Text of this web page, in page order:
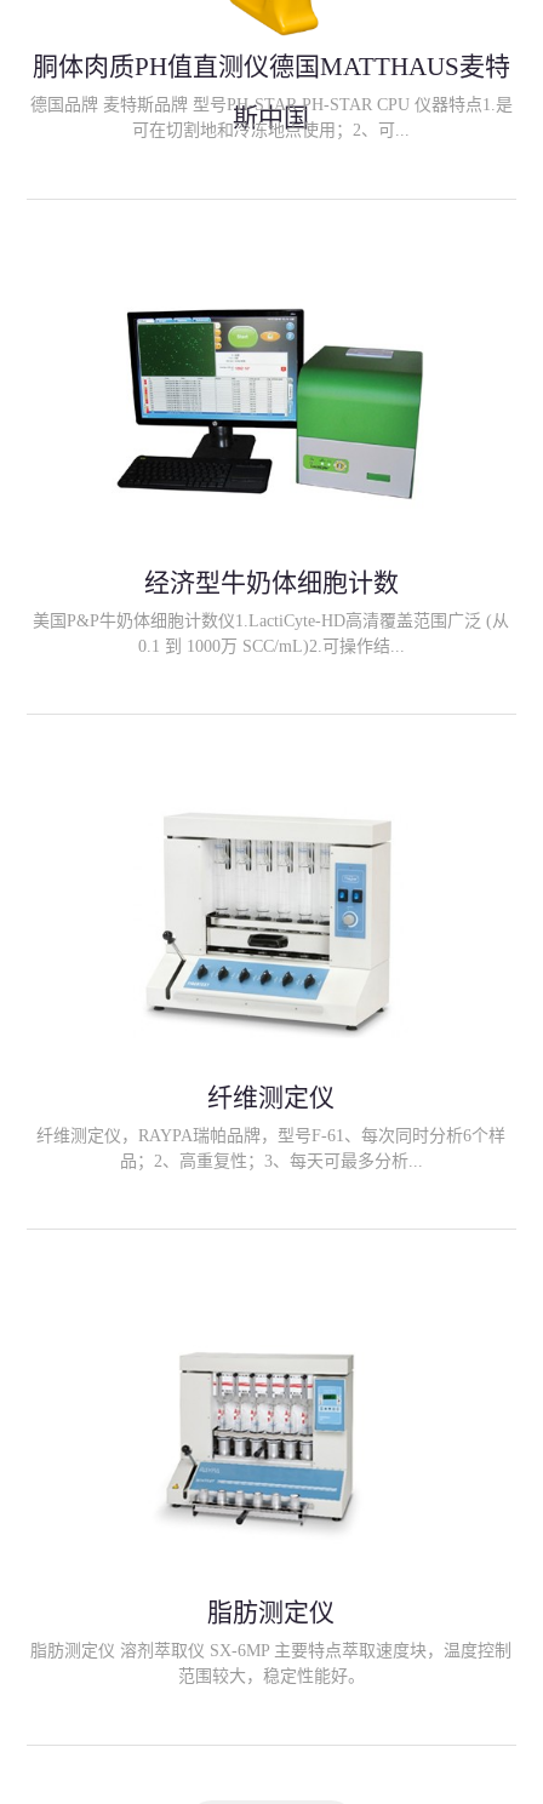
胴体肉质PH值直测仪德国MATTHAUS麦特
斯中国
德国品牌 麦特斯品牌 型号PH-STAR PH-STAR CPU 仪器特点1.是
可在切割地和冷冻地点使用；2、可...
经济型牛奶体细胞计数
美国P&P牛奶体细胞计数仪1.LactiCyte-HD高清覆盖范围广泛 (从
0.1 到 1000万 SCC/mL)2.可操作结...
纤维测定仪
纤维测定仪，RAYPA瑞帕品牌，型号F-61、每次同时分析6个样
品；2、高重复性；3、每天可最多分析...
脂肪测定仪
脂肪测定仪 溶剂萃取仪 SX-6MP 主要特点萃取速度块，温度控制
范围较大，稳定性能好。